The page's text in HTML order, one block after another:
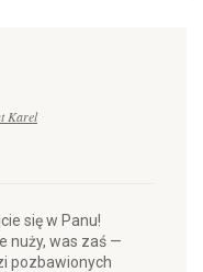
Karel
się w Panu!
nuży, was zaś —
pozbawionych